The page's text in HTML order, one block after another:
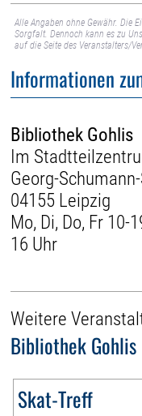
Alle Angaben ohne Gewähr. Die
Sorgfalt. Dennoch kann es zu
auf die Seite des Veranstalters/
Informationen
Bibliothek Gohlis
Im
Georg-
04155 Leipzig
Mo, Di, Do, Fr 10-
16 Uhr
Weitere
Bibliothek Gohlis
Skat-Treff